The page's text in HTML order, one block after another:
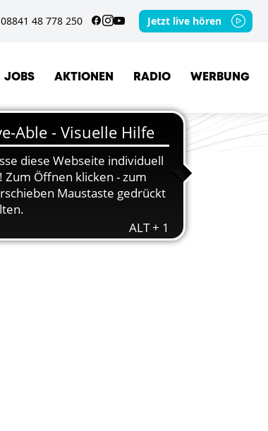
08841 48 778 250 Jetzt live hören
JOBS AKTIONEN RADIO WERBUNG